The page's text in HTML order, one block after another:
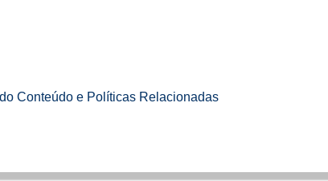
Conteúdo e Políticas Relacionadas